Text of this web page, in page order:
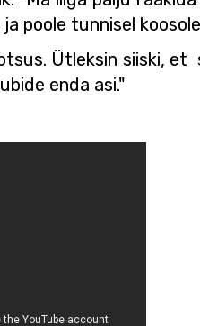
poole tunnisel
Ütleksin siiski, et
enda asi."